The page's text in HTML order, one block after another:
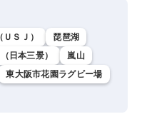
ＳＪ）
琵琶湖
日本三景）
嵐山
東大阪市花園ラグビー場